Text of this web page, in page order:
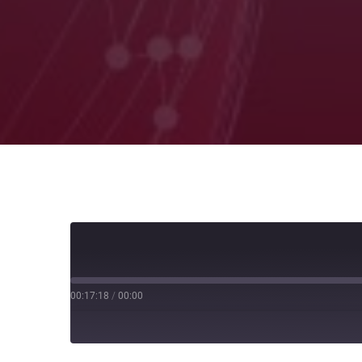
00:00
/
00:17:18